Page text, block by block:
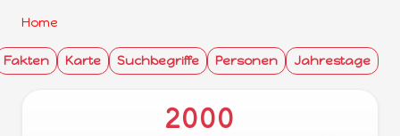
Home
Fakten Karte Suchbegriffe Personen Jahrestage
2000